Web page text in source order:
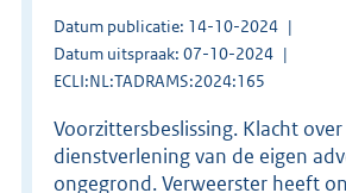
Datum publicatie: 14-10-2024
Datum uitspraak: 07-10-2024
ECLI:NL:TADRAMS:2024:165
Voorzittersbeslissing. Klacht
dienstverlening van de eigen
ongegrond. Verweerster heeft